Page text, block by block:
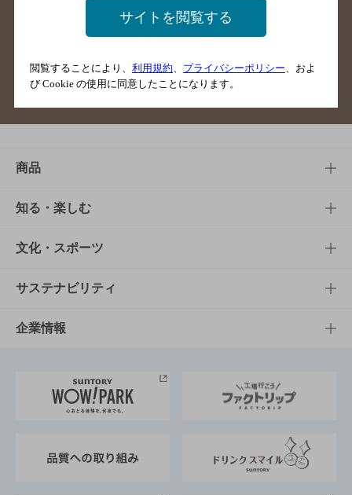
掲載店舗様ログイン
ご意見・ご感想
商品
商品TOP
商品一覧
商品発売情報
栄養成分一覧
知る・楽しむ
知る・楽しむTOP
キャンペーン
工場見学
地域情報
文化・スポーツ
文化・スポーツTOP
サントリーホール
サントリーサンバーズ大阪
サステナビリティ
サステナビリティTOP
サントリーが考えるサステナビリティ経営
企業情報
企業概要
サイトを閲覧する
閲覧することにより、 利用規約 プライバシーポリシー 、およ
び Cookie の使用に同意したことになります。